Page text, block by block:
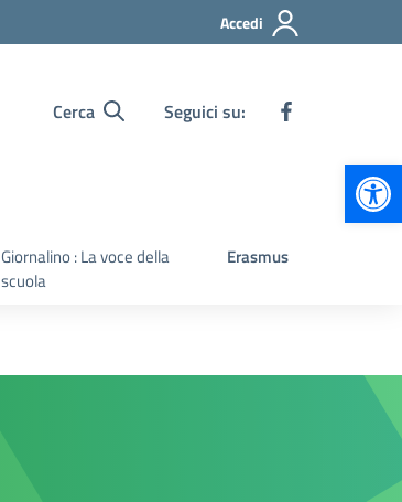
Accedi
Cerca Seguici su:
Giornalino : La voce della
scuola
Erasmus